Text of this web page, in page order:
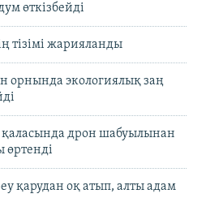
өткізбейді
тізімі жарияланды
орнында экологиялық заң
қаласында дрон шабуылынан
өртенді
қарудан оқ атып, алты адам